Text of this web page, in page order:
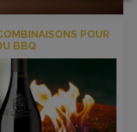
POUR
BBQ